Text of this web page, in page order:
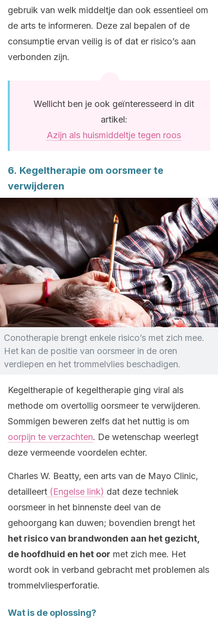
gebruik van welk middeltje dan ook essentieel om
de arts te informeren. Deze zal bepalen of de
consumptie ervan veilig is of dat er risico’s aan
verbonden zijn.
Wellicht ben je ook geïnteresseerd in dit
artikel:
Azijn als huismiddeltje tegen roos
6. Kegeltherapie om oorsmeer te
verwijderen
Conotherapie brengt enkele risico’s met zich mee.
Het kan de positie van oorsmeer in de oren
verdiepen en het trommelvlies beschadigen.
Kegeltherapie of kegeltherapie ging viral als
methode om overtollig oorsmeer te verwijderen.
Sommigen beweren zelfs dat het nuttig is om
oorpijn te verzachten. De wetenschap weerlegt
deze vermeende voordelen echter.
Charles W. Beatty, een arts van de Mayo Clinic,
detailleert (Engelse link) dat deze techniek
oorsmeer in het binnenste deel van de
gehoorgang kan duwen; bovendien brengt het
het risico van brandwonden aan het gezicht,
de hoofdhuid en het oor met zich mee. Het
wordt ook in verband gebracht met problemen als
trommelvliesperforatie.
Wat is de oplossing?